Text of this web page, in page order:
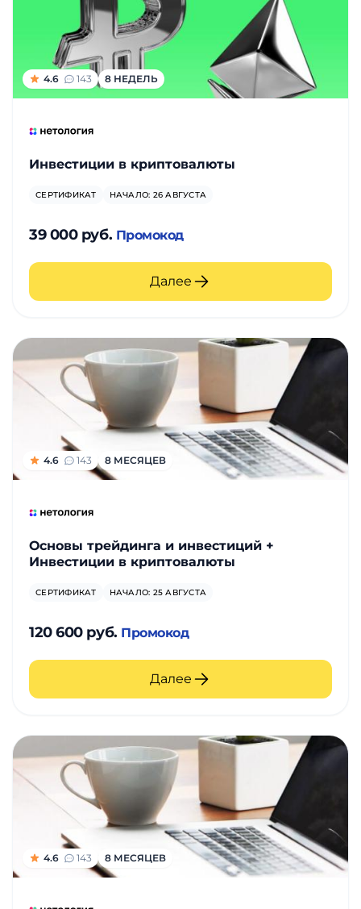
4.6 143 8 НЕДЕЛЬ
Инвестиции в криптовалюты
СЕРТИФИКАТ НАЧАЛО: 26 АВГУСТА
39 000 руб. Промокод
Далее
4.6 143 8 МЕСЯЦЕВ
Основы трейдинга и инвестиций +
Инвестиции в криптовалюты
СЕРТИФИКАТ НАЧАЛО: 25 АВГУСТА
120 600 руб. Промокод
Далее
4.6 143 8 МЕСЯЦЕВ